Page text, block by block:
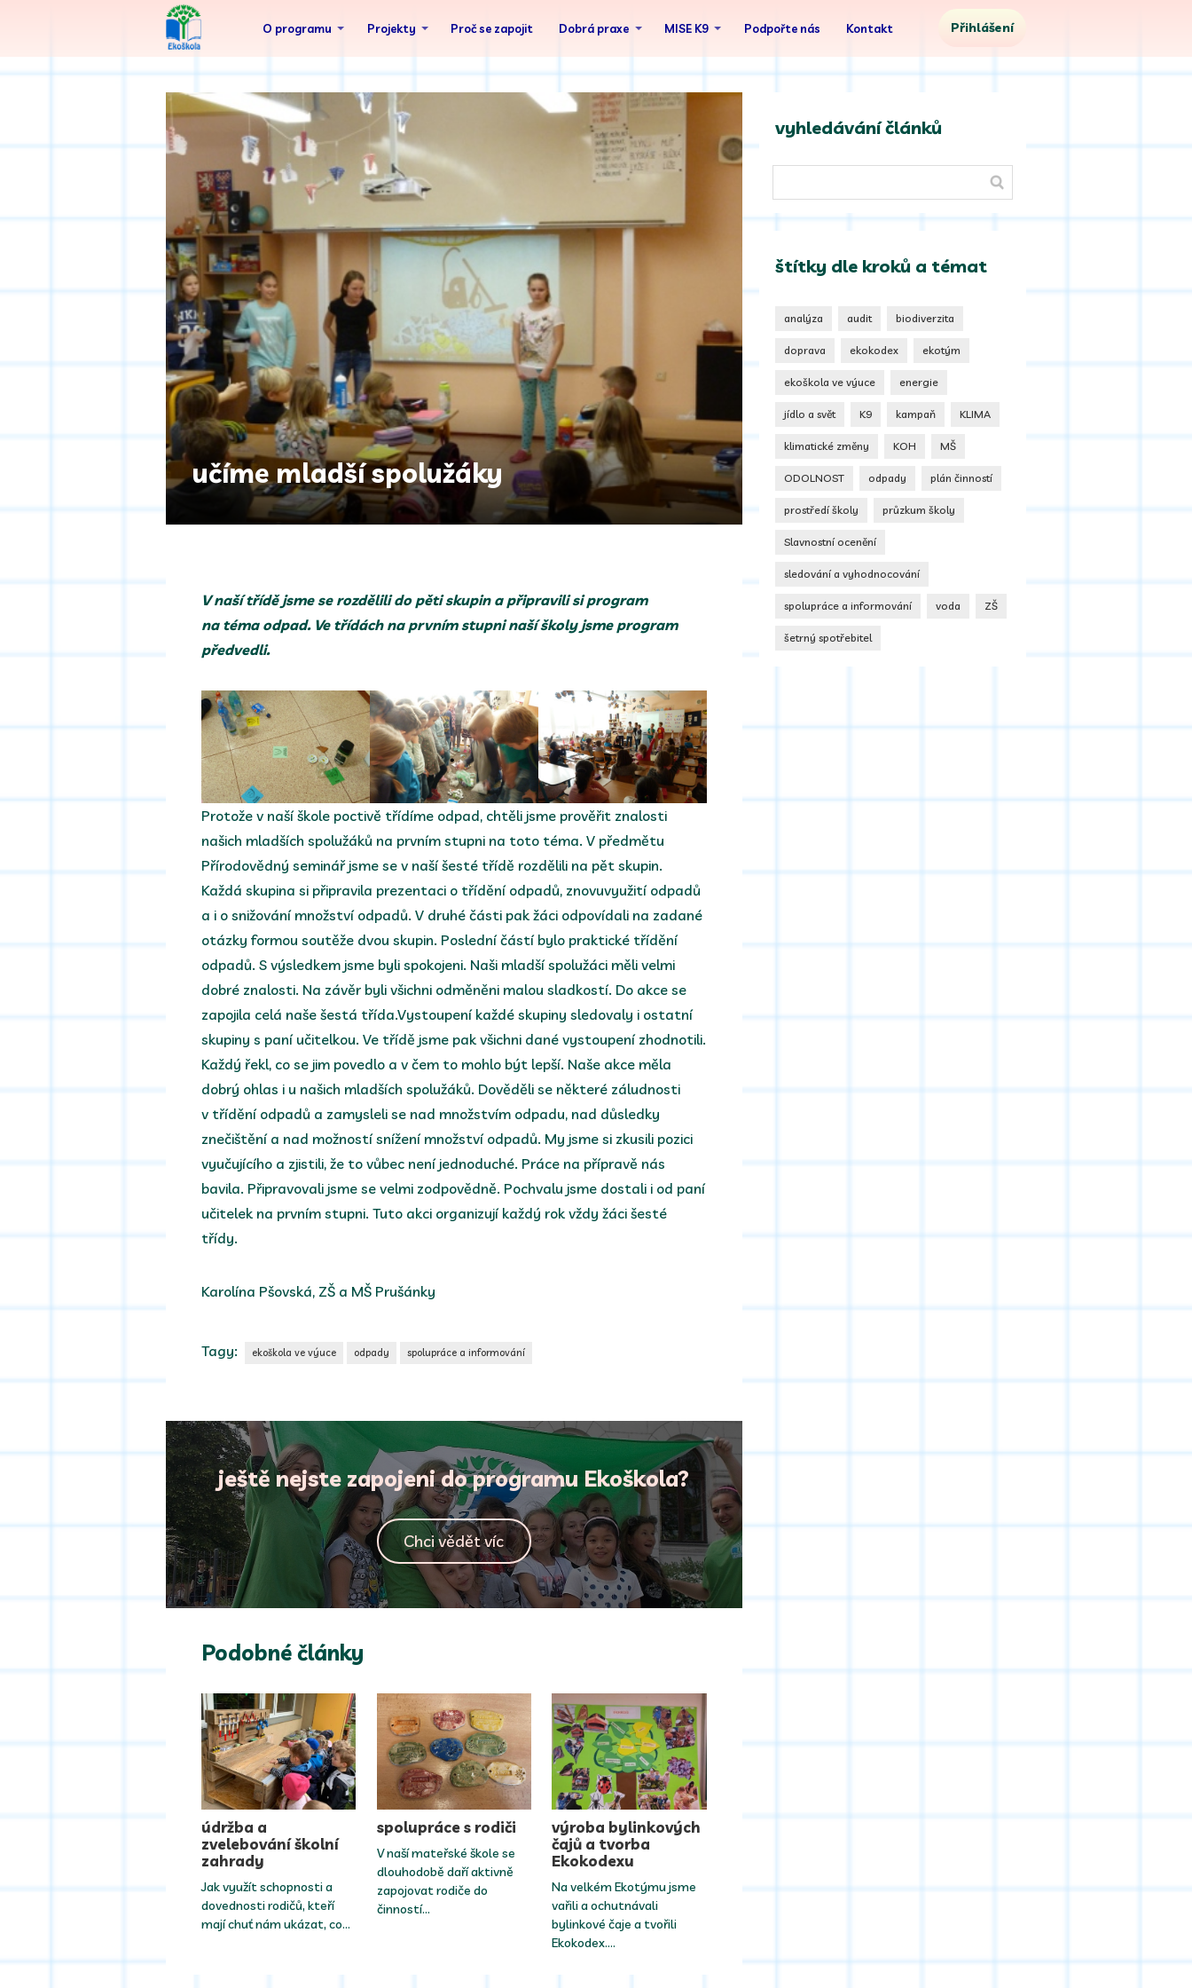
O programu Projekty Proč se zapojit Dobrá praxe MISE K9 Podpořte nás Kontakt Přihlášení
učíme mladší spolužáky
V naší třídě jsme se rozdělili do pěti skupin a připravili si program
na téma odpad. Ve třídách na prvním stupni naší školy jsme program
předvedli.
Protože v naší škole poctivě třídíme odpad, chtěli jsme prověřit znalosti
našich mladších spolužáků na prvním stupni na toto téma. V předmětu
Přírodovědný seminář jsme se v naší šesté třídě rozdělili na pět skupin.
Každá skupina si připravila prezentaci o třídění odpadů, znovuvyužití odpadů
a i o snižování množství odpadů. V druhé části pak žáci odpovídali na zadané
otázky formou soutěže dvou skupin. Poslední částí bylo praktické třídění
odpadů. S výsledkem jsme byli spokojeni. Naši mladší spolužáci měli velmi
dobré znalosti. Na závěr byli všichni odměněni malou sladkostí. Do akce se
zapojila celá naše šestá třída.Vystoupení každé skupiny sledovaly i ostatní
skupiny s paní učitelkou. Ve třídě jsme pak všichni dané vystoupení zhodnotili.
Každý řekl, co se jim povedlo a v čem to mohlo být lepší. Naše akce měla
dobrý ohlas i u našich mladších spolužáků. Dověděli se některé záludnosti
v třídění odpadů a zamysleli se nad množstvím odpadu, nad důsledky
znečištění a nad možností snížení množství odpadů. My jsme si zkusili pozici
vyučujícího a zjistili, že to vůbec není jednoduché. Práce na přípravě nás
bavila. Připravovali jsme se velmi zodpovědně. Pochvalu jsme dostali i od paní
učitelek na prvním stupni. Tuto akci organizují každý rok vždy žáci šesté
třídy.
Karolína Pšovská, ZŠ a MŠ Prušánky
Tagy: ekoškola ve výuce odpady spolupráce a informování
ještě nejste zapojeni do programu Ekoškola?
Chci vědět víc
Podobné články
údržba a
zvelebování školní
zahrady
Jak využít schopnosti a
dovednosti rodičů, kteří
mají chuť nám ukázat, co…
spolupráce s rodiči
V naší mateřské škole se
dlouhodobě daří aktivně
zapojovat rodiče do
činností…
výroba bylinkových
čajů a tvorba
Ekokodexu
Na velkém Ekotýmu jsme
vařili a ochutnávali
bylinkové čaje a tvořili
Ekokodex.…
vyhledávání článků
štítky dle kroků a témat
analýza audit biodiverzita
doprava ekokodex ekotým
ekoškola ve výuce energie
jídlo a svět K9 kampaň KLIMA
klimatické změny KOH MŠ
ODOLNOST odpady plán činností
prostředí školy průzkum školy
Slavnostní ocenění
sledování a vyhodnocování
spolupráce a informování voda ZŠ
šetrný spotřebitel